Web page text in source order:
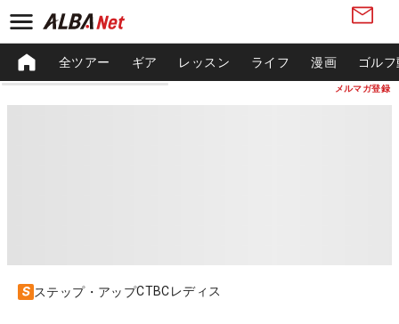
メルマガ登録
全ツアー ギア レッスン ライフ 漫画 ゴル
ステップ・アップCTBCレディス